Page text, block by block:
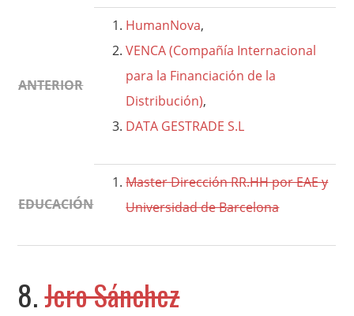
ANTERIOR
HumanNova,
VENCA (Compañía Internacional
para la Financiación de la
Distribución),
DATA GESTRADE S.L
EDUCACIÓN
Master Dirección RR.HH por EAE y
Universidad de Barcelona
8.Jero Sánchez